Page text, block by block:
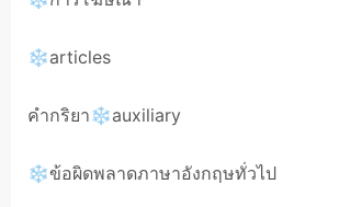
❄articles
คำกริยา❄auxiliary
❄ข้อผิดพลาดภาษาอังกฤษทั่วไป